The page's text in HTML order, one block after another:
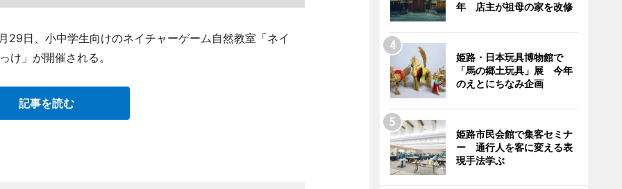
29日、小中学生向けのネイチャーゲーム自然教室「ネイ
け」が開催される。
記事を読む
年 店主が祖母の家を改修
姫路・日本玩具博物館で
「馬の郷土玩具」展 今年
のえとにちなみ企画
姫路市民会館で集客セミナ
ー 通行人を客に変える表
現手法学ぶ